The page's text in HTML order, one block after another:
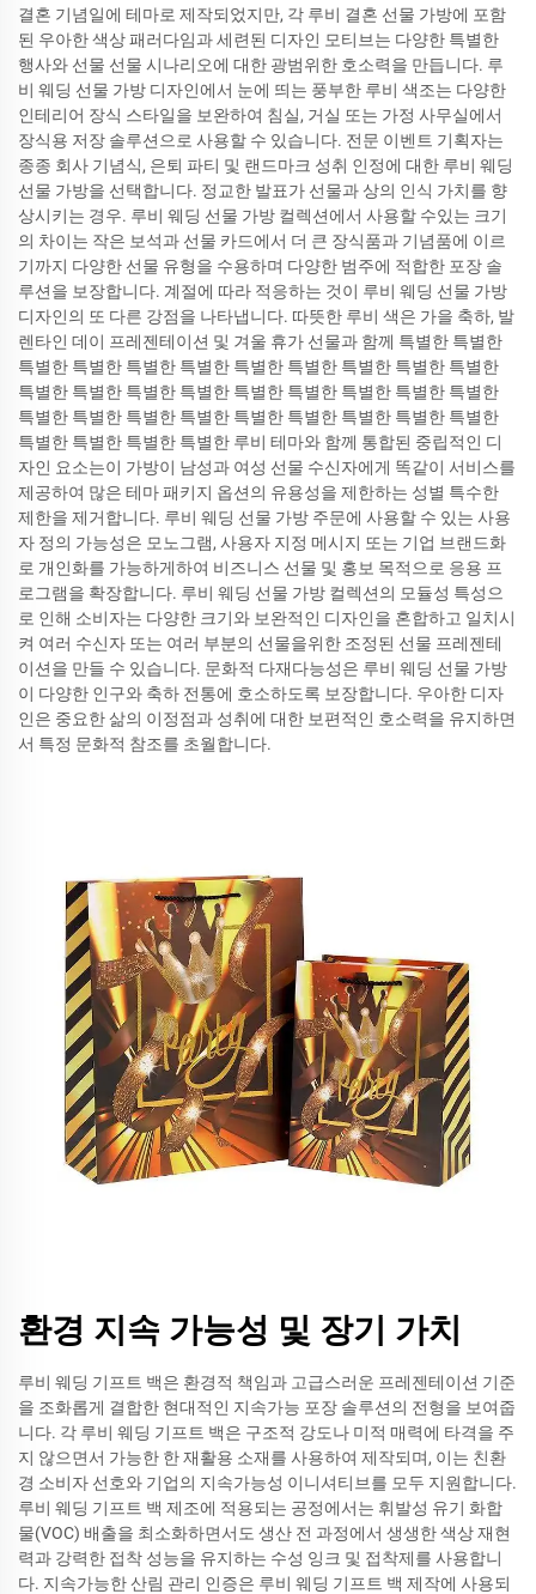
결혼 기념일에 테마로 제작되었지만, 각 루비 결혼 선물 가방에 포함
된 우아한 색상 패러다임과 세련된 디자인 모티브는 다양한 특별한
행사와 선물 선물 시나리오에 대한 광범위한 호소력을 만듭니다. 루
비 웨딩 선물 가방 디자인에서 눈에 띄는 풍부한 루비 색조는 다양한
인테리어 장식 스타일을 보완하여 침실, 거실 또는 가정 사무실에서
장식용 저장 솔루션으로 사용할 수 있습니다. 전문 이벤트 기획자는
종종 회사 기념식, 은퇴 파티 및 랜드마크 성취 인정에 대한 루비 웨딩
선물 가방을 선택합니다. 정교한 발표가 선물과 상의 인식 가치를 향
상시키는 경우. 루비 웨딩 선물 가방 컬렉션에서 사용할 수있는 크기
의 차이는 작은 보석과 선물 카드에서 더 큰 장식품과 기념품에 이르
기까지 다양한 선물 유형을 수용하며 다양한 범주에 적합한 포장 솔
루션을 보장합니다. 계절에 따라 적응하는 것이 루비 웨딩 선물 가방
디자인의 또 다른 강점을 나타냅니다. 따뜻한 루비 색은 가을 축하, 발
렌타인 데이 프레젠테이션 및 겨울 휴가 선물과 함께 특별한 특별한
특별한 특별한 특별한 특별한 특별한 특별한 특별한 특별한 특별한
특별한 특별한 특별한 특별한 특별한 특별한 특별한 특별한 특별한
특별한 특별한 특별한 특별한 특별한 특별한 특별한 특별한 특별한
특별한 특별한 특별한 특별한 루비 테마와 함께 통합된 중립적인 디
자인 요소는이 가방이 남성과 여성 선물 수신자에게 똑같이 서비스를
제공하여 많은 테마 패키지 옵션의 유용성을 제한하는 성별 특수한
제한을 제거합니다. 루비 웨딩 선물 가방 주문에 사용할 수 있는 사용
자 정의 가능성은 모노그램, 사용자 지정 메시지 또는 기업 브랜드화
로 개인화를 가능하게하여 비즈니스 선물 및 홍보 목적으로 응용 프
로그램을 확장합니다. 루비 웨딩 선물 가방 컬렉션의 모듈성 특성으
로 인해 소비자는 다양한 크기와 보완적인 디자인을 혼합하고 일치시
켜 여러 수신자 또는 여러 부분의 선물을위한 조정된 선물 프레젠테
이션을 만들 수 있습니다. 문화적 다재다능성은 루비 웨딩 선물 가방
이 다양한 인구와 축하 전통에 호소하도록 보장합니다. 우아한 디자
인은 중요한 삶의 이정점과 성취에 대한 보편적인 호소력을 유지하면
서 특정 문화적 참조를 초월합니다.
환경 지속 가능성 및 장기 가치
루비 웨딩 기프트 백은 환경적 책임과 고급스러운 프레젠테이션 기준
을 조화롭게 결합한 현대적인 지속가능 포장 솔루션의 전형을 보여줍
니다. 각 루비 웨딩 기프트 백은 구조적 강도나 미적 매력에 타격을 주
지 않으면서 가능한 한 재활용 소재를 사용하여 제작되며, 이는 친환
경 소비자 선호와 기업의 지속가능성 이니셔티브를 모두 지원합니다.
루비 웨딩 기프트 백 제조에 적용되는 공정에서는 휘발성 유기 화합
물(VOC) 배출을 최소화하면서도 생산 전 과정에서 생생한 색상 재현
력과 강력한 접착 성능을 유지하는 수성 잉크 및 접착제를 사용합니
다. 지속가능한 산림 관리 인증은 루비 웨딩 기프트 백 제작에 사용되